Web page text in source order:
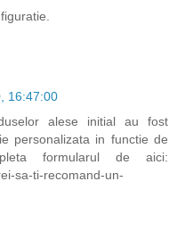
16:47:00
alese initial au fost
personalizata in functie de
formularul de aici:
sa-ti-recomand-un-